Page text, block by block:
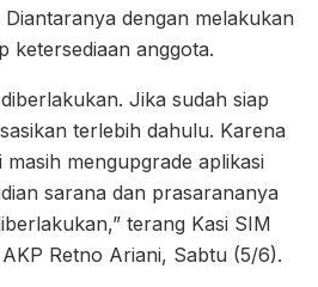
dengan melakukan
ketersediaan anggota.
Jika sudah siap
terlebih dahulu. Karena
mengupgrade aplikasi
sarana dan prasarananya
terang Kasi SIM
Retno Ariani, Sabtu (5/6).